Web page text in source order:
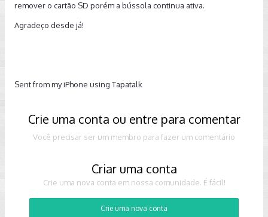
remover o cartão SD porém a bússola continua ativa.
Agradeço desde já!
Sent from my iPhone using Tapatalk
Crie uma conta ou entre para comentar
Você precisar ser um membro para fazer um comentário
Criar uma conta
Crie uma nova conta em nossa comunidade. É fácil!
Crie uma nova conta